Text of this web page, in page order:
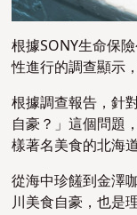
根據SONY生命保
性進行的調查顯示
根據調查報告，針
自豪？」這個問題
樣著名美食的北海
從海中珍饈到金澤
川美食自豪，也是